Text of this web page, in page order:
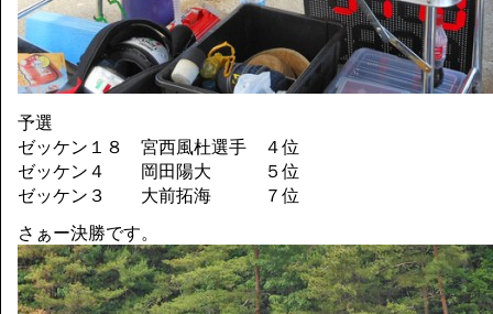
予選
ゼッケン１８ 宮西風杜選手 ４位
ゼッケン４ 岡田陽大 ５位
ゼッケン３ 大前拓海 ７位
さぁー決勝です。